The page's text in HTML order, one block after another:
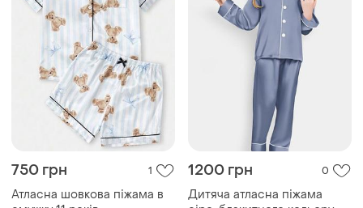
750 грн 1
Атласна шовкова піжама в
1200 грн 0
Дитяча атласна піжама